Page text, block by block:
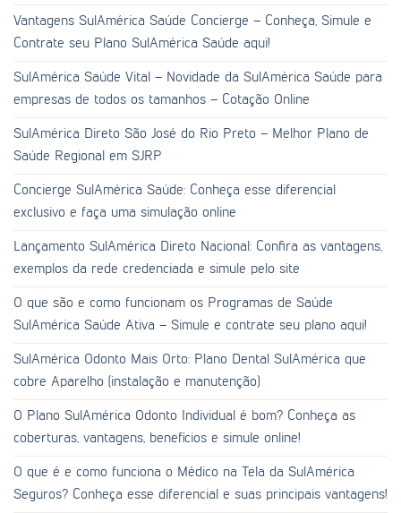
Vantagens SulAmérica Saúde Concierge – Conheça, Simule e
Contrate seu Plano SulAmérica Saúde aqui!
SulAmérica Saúde Vital – Novidade da SulAmérica Saúde para
empresas de todos os tamanhos – Cotação Online
SulAmérica Direto São José do Rio Preto – Melhor Plano de
Saúde Regional em SJRP
Concierge SulAmérica Saúde: Conheça esse diferencial
exclusivo e faça uma simulação online
Lançamento SulAmérica Direto Nacional: Confira as vantagens,
exemplos da rede credenciada e simule pelo site
O que são e como funcionam os Programas de Saúde
SulAmérica Saúde Ativa – Simule e contrate seu plano aqui!
SulAmérica Odonto Mais Orto: Plano Dental SulAmérica que
cobre Aparelho (instalação e manutenção)
O Plano SulAmérica Odonto Individual é bom? Conheça as
coberturas, vantagens, benefícios e simule online!
O que é e como funciona o Médico na Tela da SulAmérica
Seguros? Conheça esse diferencial e suas principais vantagens!